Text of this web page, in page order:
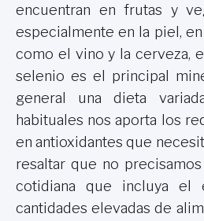
encuentran en frutas y
especialmente en la piel,
como el vino y la cerveza,
selenio es el principal
general una dieta
habituales nos aporta los
en antioxidantes que
resaltar que no
cotidiana que incluya el
cantidades elevadas de